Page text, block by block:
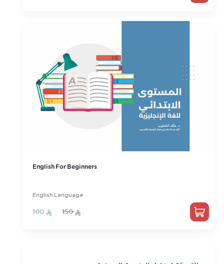
English For Beginners
English Language
100 150